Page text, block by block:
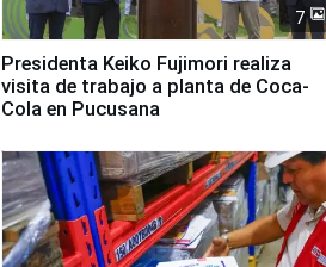
7
Presidenta Keiko Fujimori realiza
visita de trabajo a planta de Coca-
Cola en Pucusana